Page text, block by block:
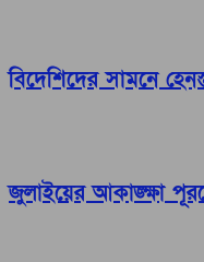
বিদেশিদের সামনে
জুলাইয়ের আকাঙ্ক্ষা পূরণে